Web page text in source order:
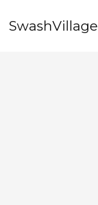
SwashVillage